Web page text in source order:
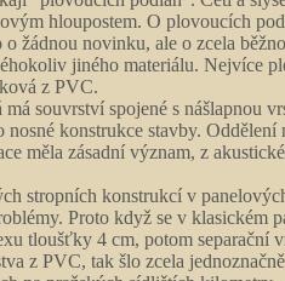
hloupostem. O plovoucích
žádnou novinku, ale o zcela
jiného materiálu. Nejvíce
z PVC.
souvrství spojené s
konstrukce stavby.
měla zásadní význam, z
stropních konstrukcí v
Proto když se v
tloušťky 4 cm, potom
z PVC, tak šlo zcela